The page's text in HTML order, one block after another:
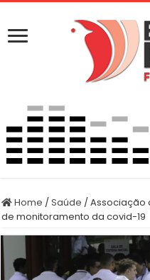
Home /Saúde /Associação
de monitoramento da covid-19